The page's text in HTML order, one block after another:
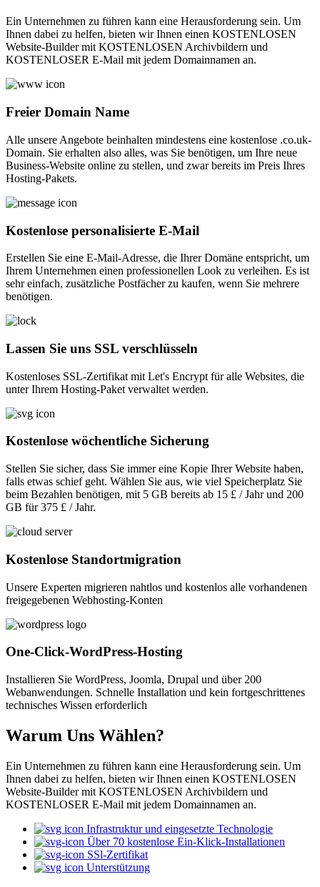
Ein Unternehmen zu führen kann eine Herausforderung sein. Um
Ihnen dabei zu helfen, bieten wir Ihnen einen KOSTENLOSEN
Website-Builder mit KOSTENLOSEN Archivbildern und
KOSTENLOSER E-Mail mit jedem Domainnamen an.
Freier Domain Name
Alle unsere Angebote beinhalten mindestens eine kostenlose .co.uk-
Domain. Sie erhalten also alles, was Sie benötigen, um Ihre neue
Business-Website online zu stellen, und zwar bereits im Preis Ihres
Hosting-Pakets.
Kostenlose personalisierte E-Mail
Erstellen Sie eine E-Mail-Adresse, die Ihrer Domäne entspricht, um
Ihrem Unternehmen einen professionellen Look zu verleihen. Es ist
sehr einfach, zusätzliche Postfächer zu kaufen, wenn Sie mehrere
benötigen.
Lassen Sie uns SSL verschlüsseln
Kostenloses SSL-Zertifikat mit Let's Encrypt für alle Websites, die
unter Ihrem Hosting-Paket verwaltet werden.
Kostenlose wöchentliche Sicherung
Stellen Sie sicher, dass Sie immer eine Kopie Ihrer Website haben,
falls etwas schief geht. Wählen Sie aus, wie viel Speicherplatz Sie
beim Bezahlen benötigen, mit 5 GB bereits ab 15 £ / Jahr und 200
GB für 375 £ / Jahr.
Kostenlose Standortmigration
Unsere Experten migrieren nahtlos und kostenlos alle vorhandenen
freigegebenen Webhosting-Konten
One-Click-WordPress-Hosting
Installieren Sie WordPress, Joomla, Drupal und über 200
Webanwendungen. Schnelle Installation und kein fortgeschrittenes
technisches Wissen erforderlich
Warum Uns Wählen?
Ein Unternehmen zu führen kann eine Herausforderung sein. Um
Ihnen dabei zu helfen, bieten wir Ihnen einen KOSTENLOSEN
Website-Builder mit KOSTENLOSEN Archivbildern und
KOSTENLOSER E-Mail mit jedem Domainnamen an.
Infrastruktur und eingesetzte Technologie
Über 70 kostenlose Ein-Klick-Installationen
SSl-Zertifikat
Unterstützung